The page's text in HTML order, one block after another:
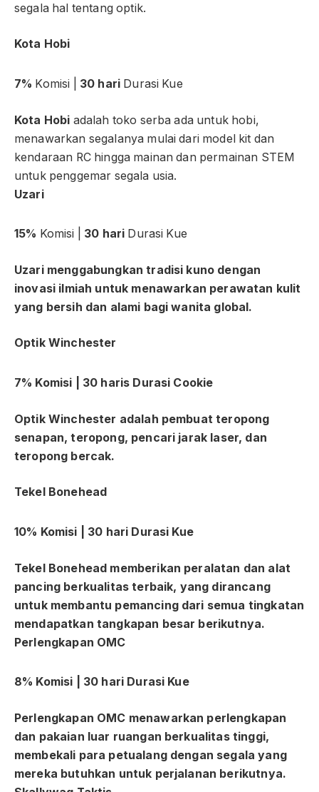
segala hal tentang optik.
Kota Hobi
7% Komisi | 30 hari Durasi Kue
Kota Hobi adalah toko serba ada untuk hobi,
menawarkan segalanya mulai dari model kit dan
kendaraan RC hingga mainan dan permainan STEM
untuk penggemar segala usia.
Uzari
15% Komisi | 30 hari Durasi Kue
Uzarimenggabungkan tradisi kuno dengan
inovasi ilmiah untuk menawarkan perawatan kulit
yang bersih dan alami bagi wanita global.
Optik Winchester
7% Komisi | 30 haris Durasi Cookie
Optik Winchester adalah pembuat teropong
senapan, teropong, pencari jarak laser, dan
teropong bercak.
Tekel Bonehead
10% Komisi | 30 hari Durasi Kue
Tekel Bonehead memberikan peralatan dan alat
pancing berkualitas terbaik, yang dirancang
untuk membantu pemancing dari semua tingkatan
mendapatkan tangkapan besar berikutnya.
Perlengkapan OMC
8% Komisi | 30 hari Durasi Kue
Perlengkapan OMC menawarkan perlengkapan
dan pakaian luar ruangan berkualitas tinggi,
membekali para petualang dengan segala yang
mereka butuhkan untuk perjalanan berikutnya.